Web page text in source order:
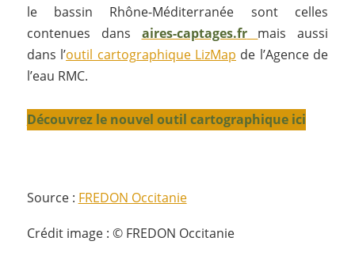
le bassin Rhône-Méditerranée sont celles
contenues dans aires-captages.fr
mais aussi
dans l’outil cartographique LizMap de l’Agence de
l’eau RMC.
Découvrez le nouvel outil cartographique ici
Source : FREDON Occitanie
Crédit image : © FREDON Occitanie